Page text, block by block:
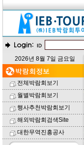
2026년 8월 7일 금요일
전체박람회보기
월별박람회보기
행사추천박람회보기
해외박람회검색Site
대한무역진흥공사